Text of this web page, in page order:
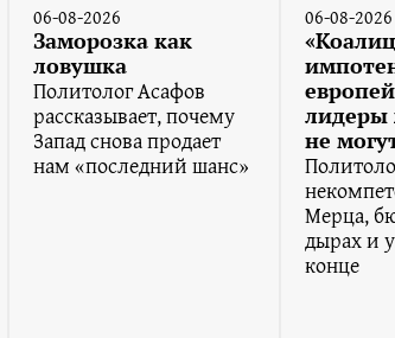
06-08-2026
Заморозка как
ловушка
Политолог Асафов
рассказывает, почему
Запад снова продает
нам «последний шанс»
06-08-2026
лидеры
не
Мерца,
дырах и
конце